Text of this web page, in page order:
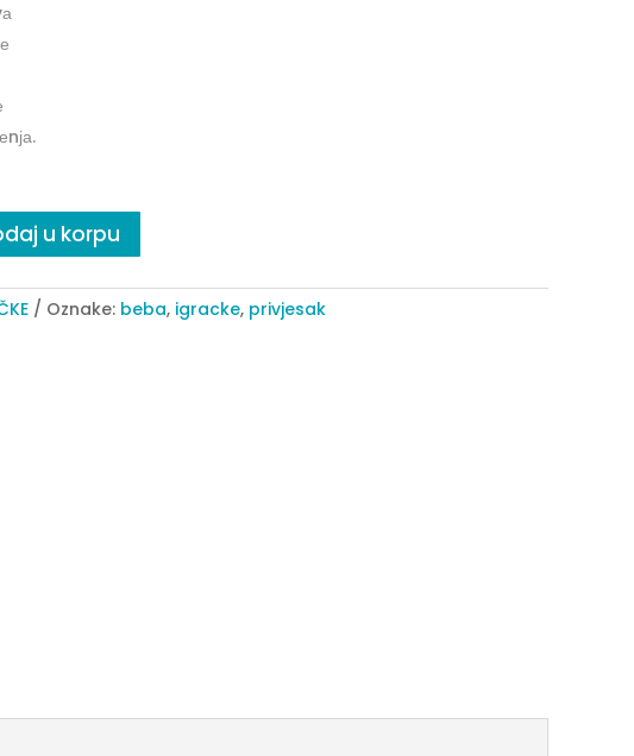
u korpu
Oznake: beba, igracke, privjesak